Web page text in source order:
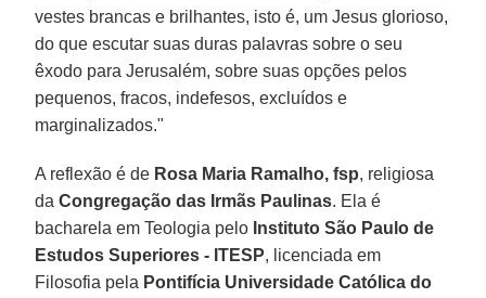
vestes brancas e brilhantes, isto é, um Jesus glorioso,
do que escutar suas duras palavras sobre o seu
êxodo para Jerusalém, sobre suas opções pelos
pequenos, fracos, indefesos, excluídos e
marginalizados."
A reflexão é de Rosa Maria Ramalho, fsp, religiosa
daCongregação das Irmãs Paulinas. Ela é
bacharela em Teologia pelo Instituto São Paulo de
Estudos Superiores - ITESP, licenciada em
Filosofia pela Pontifícia Universidade Católica do